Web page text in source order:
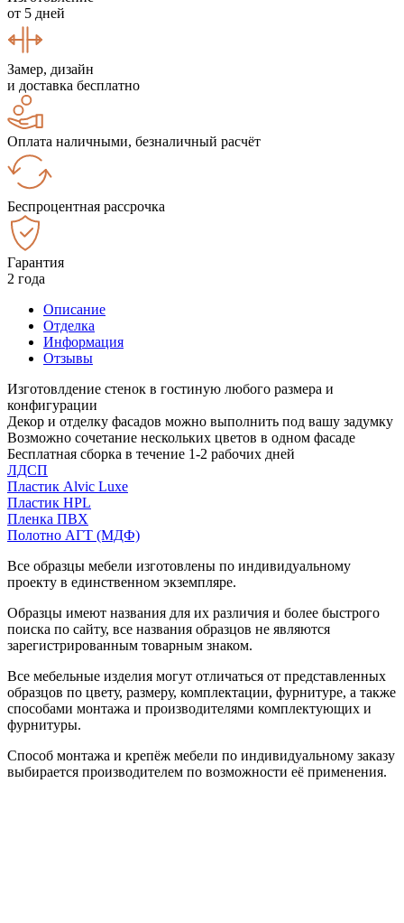
от 5 дней
Замер, дизайн
и доставка бесплатно
Оплата наличными, безналичный расчёт
Беспроцентная рассрочка
Гарантия
2 года
Описание
Отделка
Информация
Отзывы
Изготовлдение стенок в гостиную любого размера и
конфигурации
Декор и отделку фасадов можно выполнить под вашу задумку
Возможно сочетание нескольких цветов в одном фасаде
Бесплатная сборка в течение 1-2 рабочих дней
ЛДСП
Пластик Alvic Luxe
Пластик HPL
Пленка ПВХ
Полотно АГТ (МДФ)
Все образцы мебели изготовлены по индивидуальному
проекту в единственном экземпляре.
Образцы имеют названия для их различия и более быстрого
поиска по сайту, все названия образцов не являются
зарегистрированным товарным знаком.
Все мебельные изделия могут отличаться от представленных
образцов по цвету, размеру, комплектации, фурнитуре, а также
способами монтажа и производителями комплектующих и
фурнитуры.
Способ монтажа и крепёж мебели по индивидуальному заказу
выбирается производителем по возможности её применения.